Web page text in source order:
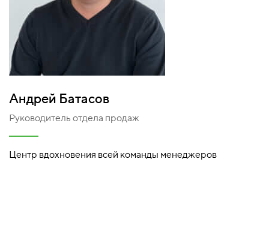
Андрей Батасов
Руководитель отдела продаж
Центр вдохновения всей команды менеджеров